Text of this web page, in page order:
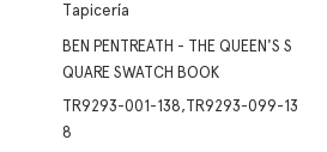
Tapicería
BEN PENTREATH - THE QUEEN'S S
QUARE SWATCH BOOK
TR9293-001-138,TR9293-099-13
8